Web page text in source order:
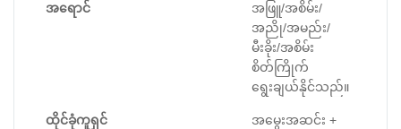
125*142*82
အရောင်
အဖြူ/အစိမ်း/
အညို/အမည်း/
မီးခိုး/အစိမ်း
စိတ်ကြိုက်
ရွေးချယ်နိုင်သည်။
ထိုင်ခုံကူရှင်
အမွေးအဆင်း +